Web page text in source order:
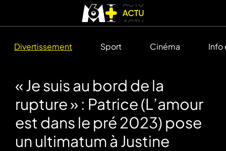
Divertissement Sport Cinéma Info
« Je suis au bord de la
rupture » : Patrice (L’amour
est dans le pré 2023) pose
un ultimatum à Justine